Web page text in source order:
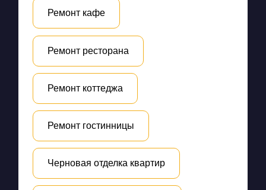
Ремонт кафе
Ремонт ресторана
Ремонт коттеджа
Ремонт гостинницы
Черновая отделка квартир